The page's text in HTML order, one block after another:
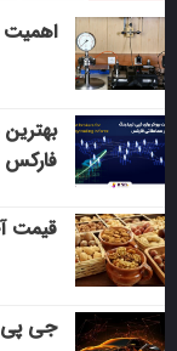
اهمیت
بهترین
فارکس
قیمت
جی پی